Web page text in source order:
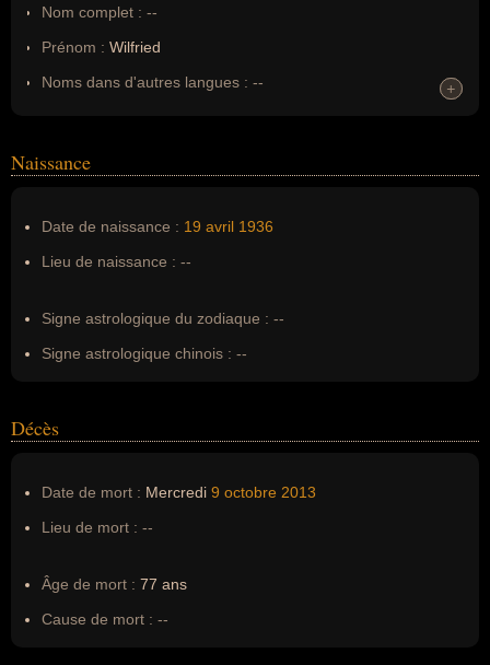
Nom complet : --
Prénom : Wilfried
Noms dans d'autres langues : --
Nom de famille :Martens
+
+
Naissance
Date de naissance : 19 avril 1936
Lieu de naissance : --
Signe astrologique du zodiaque : --
Signe astrologique chinois : --
Décès
Date de mort : Mercredi 9 octobre 2013
Lieu de mort : --
Âge de mort : 77 ans
Cause de mort : --